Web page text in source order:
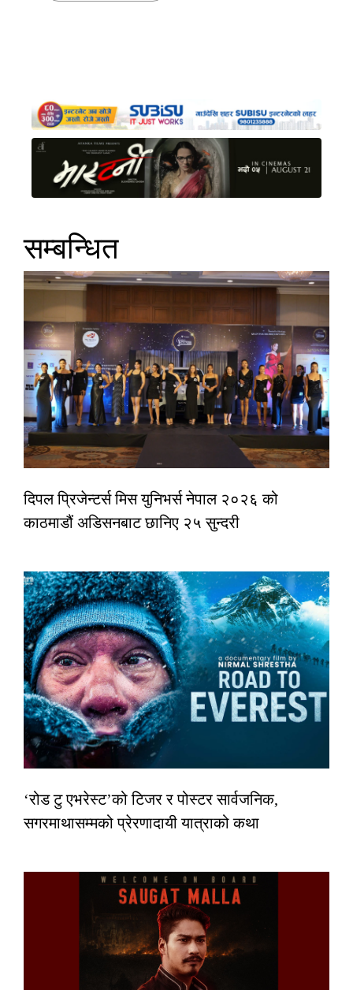
सम्बन्धित
दिपल प्रिजेन्टर्स मिस युनिभर्स नेपाल २०२६ को
काठमाडौं अडिसनबाट छानिए २५ सुन्दरी
‘रोड टु एभरेस्ट’को टिजर र पोस्टर सार्वजनिक,
सगरमाथासम्मको प्रेरणादायी यात्राको कथा